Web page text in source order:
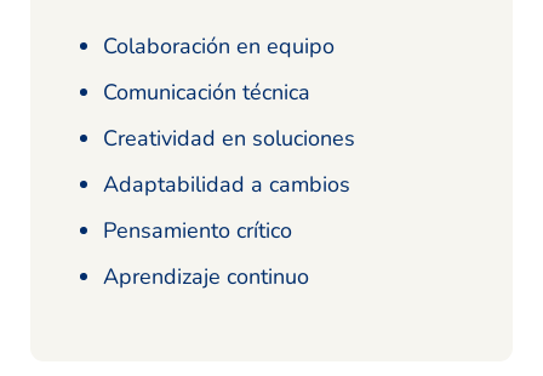
Colaboración en equipo
Comunicación técnica
Creatividad en soluciones
Adaptabilidad a cambios
Pensamiento crítico
Aprendizaje continuo